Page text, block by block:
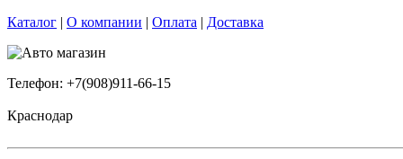
Каталог | О компании | Оплата | Доставка
Телефон: +7(908)911-66-15
Краснодар